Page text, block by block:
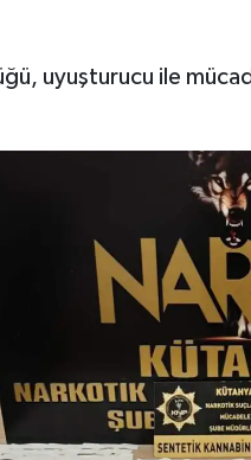
uyuşturucu ile